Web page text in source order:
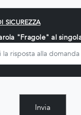
SICUREZZA
"Fragole" al
Invia